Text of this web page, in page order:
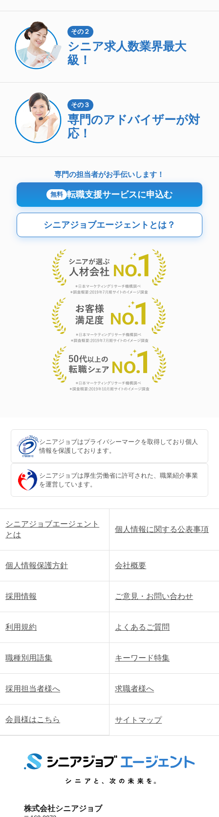
その２
シニア求人数業界最大
級！
その３
専門のアドバイザーが対
応！
専門の担当者がお手伝いします！
無料 転職支援サービスに申込む
シニアジョブエージェントとは？
シニアジョブはプライバシーマークを取得しており個人
情報を保護しております。
シニアジョブは厚生労働省に許可された、職業紹介事業
を運営しています。
シニアジョブエージェント
とは
個人情報に関する公表事項
個人情報保護方針 会社概要
採用情報 ご意見・お問い合わせ
利用規約 よくあるご質問
職種別用語集 キーワード特集
採用担当者様へ 求職者様へ
会員様はこちら サイトマップ
株式会社シニアジョブ